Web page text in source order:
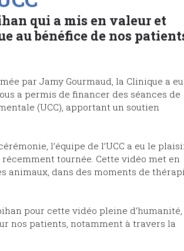
qui a mis en valeur et
au bénéfice de nos
par Jamy Gourmaud, la Clinique a eu
a permis de financer des séances de
(UCC), apportant un soutien
l’équipe de l’UCC a eu le
tournée. Cette vidéo met en
animaux, dans des moments de
pour cette vidéo pleine d’humanité,
nos patients, notamment à travers la